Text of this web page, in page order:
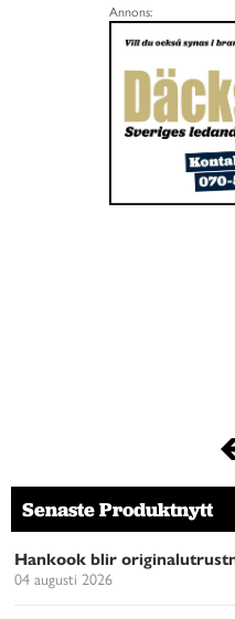
Annons:
Senaste Produktnytt
Hankook blir
04 augusti 2026